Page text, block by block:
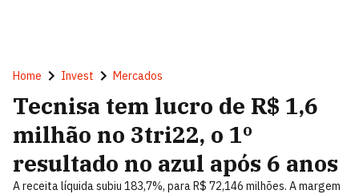
Home Invest Mercados
Tecnisa tem lucro de R$ 1,6
milhão no 3tri22, o 1º
resultado no azul após 6 anos
A receita líquida subiu 183,7%, para R$ 72,146 milhões. A margem